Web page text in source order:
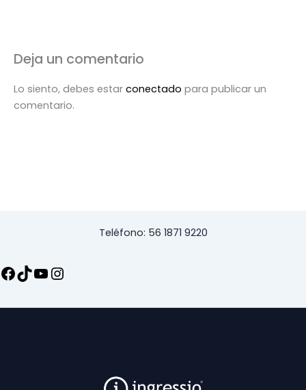
Deja un comentario
Lo siento, debes estar conectado para publicar un
comentario.
Teléfono: 56 1871 9220